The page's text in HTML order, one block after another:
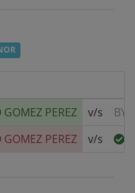
GOMEZ PEREZ v/s
BYE
GOMEZ PEREZ v/s